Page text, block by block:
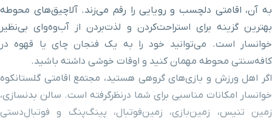
به آن، اقامتی دلچسب و رویایی را رقم می‌زند. آلاچیق‌های محوطه
بهترین گزینه برای استراحت‌کردن و لذت‌بردن از آب‌وه‌وای بی‌نظیر
خوانسار است. می‌توانید خود را به یک فنجان چای یا قهوه در
کافه‌سنتی محوطه مهمان کنید و اوقات خوشی داشته باشید.
اگر اهل ورزش و بازی‌های گروهی هستید، مجتمع اقامتی گلستانکوه
خوانسار امکانات مناسبی برای شما درنظرگرفته است. سالن بدنسازی،
زمین تنیس، زمین‌بازی، زمین‌فوتبال، پینگ‌پنگ و فوتبال‌دستی